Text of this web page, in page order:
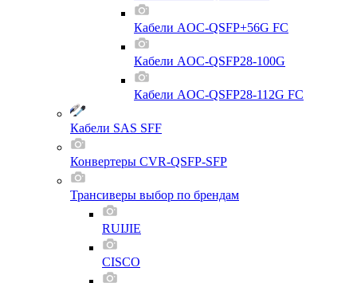
Кабели AOC-QSFP+56G FC
Кабели AOC-QSFP28-100G
Кабели AOC-QSFP28-112G FC
Кабели SAS SFF
Конвертеры CVR-QSFP-SFP
Трансиверы выбор по брендам
RUIJIE
CISCO